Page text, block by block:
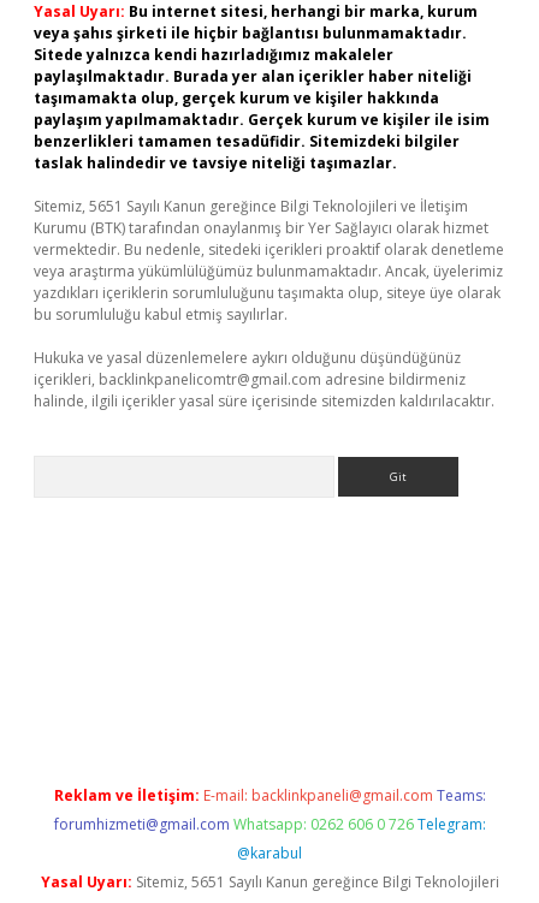
Yasal Uyarı: Bu internet sitesi, herhangi bir marka, kurum
veya şahıs şirketi ile hiçbir bağlantısı bulunmamaktadır.
Sitede yalnızca kendi hazırladığımız makaleler
paylaşılmaktadır. Burada yer alan içerikler haber niteliği
taşımamakta olup, gerçek kurum ve kişiler hakkında
paylaşım yapılmamaktadır. Gerçek kurum ve kişiler ile isim
benzerlikleri tamamen tesadüfidir. Sitemizdeki bilgiler
taslak halindedir ve tavsiye niteliği taşımazlar.
Sitemiz, 5651 Sayılı Kanun gereğince Bilgi Teknolojileri ve İletişim
Kurumu (BTK) tarafından onaylanmış bir Yer Sağlayıcı olarak hizmet
vermektedir. Bu nedenle, sitedeki içerikleri proaktif olarak denetleme
veya araştırma yükümlülüğümüz bulunmamaktadır. Ancak, üyelerimiz
yazdıkları içeriklerin sorumluluğunu taşımakta olup, siteye üye olarak
bu sorumluluğu kabul etmiş sayılırlar.
Hukuka ve yasal düzenlemelere aykırı olduğunu düşündüğünüz
içerikleri, backlinkpanelicomtr@gmail.com adresine bildirmeniz
halinde, ilgili içerikler yasal süre içerisinde sitemizden kaldırılacaktır.
Reklam ve İletişim: E-mail: backlinkpaneli@gmail.com Teams:
forumhizmeti@gmail.com Whatsapp: 0262 606 0 726 Telegram:
@karabul
Yasal Uyarı: Sitemiz, 5651 Sayılı Kanun gereğince Bilgi Teknolojileri